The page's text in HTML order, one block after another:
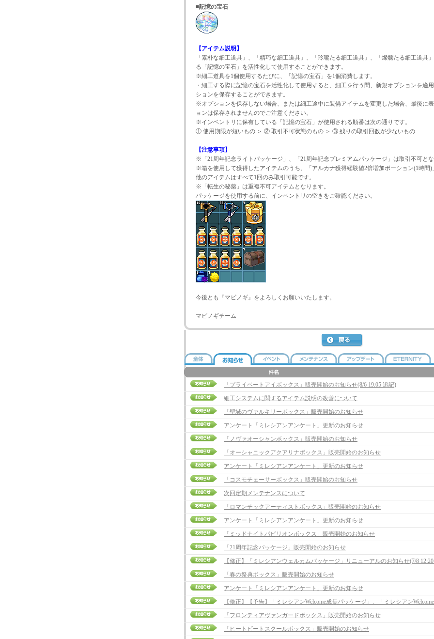
■記憶の宝石
【アイテム説明】
「素朴な細工道具」、「精巧な細工道具」、「玲瓏たる細工道具」、「燦爛たる細工道具
る「記憶の宝石」を活性化して使用することができます。
※細工道具を1個使用するたびに、「記憶の宝石」を1個消費します。
・細工する際に記憶の宝石を活性化して使用すると、細工を行う間、新規オプションを適
ションを保存することができます。
※オプションを保存しない場合、または細工途中に装備アイテムを変更した場合、最後に
ョンは保存されませんのでご注意ください。
※インベントリに保有している「記憶の宝石」が使用される順番は次の通りです。
① 使用期限が短いもの ＞ ② 取引不可状態のもの ＞ ③ 残りの取引回数が少ないもの
【注意事項】
※「21周年記念ライトパッケージ」、「21周年記念プレミアムパッケージ」は取引不可とな
※箱を使用して獲得したアイテムのうち、「アルカナ獲得経験値2倍増加ポーション(1時間)
他のアイテムはすべて1回のみ取引可能です。
※「転生の秘薬」は重複不可アイテムとなります。
パッケージを使用する前に、インベントリの空きをご確認ください。
今後とも『マビノギ』をよろしくお願いいたします。
マビノギチーム
「プライベートアイボックス」販売開始のお知らせ(8/6 19:05 追記)
細工システムに関するアイテム説明の改善について
「聖域のヴァルキリーボックス」販売開始のお知らせ
アンケート「ミレシアンアンケート」更新のお知らせ
「ノヴァオーシャンボックス」販売開始のお知らせ
「オーシャニックアクアリナボックス」販売開始のお知らせ
アンケート「ミレシアンアンケート」更新のお知らせ
「コスモチェーサーボックス」販売開始のお知らせ
次回定期メンテナンスについて
「ロマンチックアーティストボックス」販売開始のお知らせ
アンケート「ミレシアンアンケート」更新のお知らせ
「ミッドナイトパビリオンボックス」販売開始のお知らせ
「21周年記念パッケージ」販売開始のお知らせ
「春の祭典ボックス」販売開始のお知らせ
アンケート「ミレシアンアンケート」更新のお知らせ
「フロンティアヴァンガードボックス」販売開始のお知らせ
「ヒートビートスクールボックス」販売開始のお知らせ